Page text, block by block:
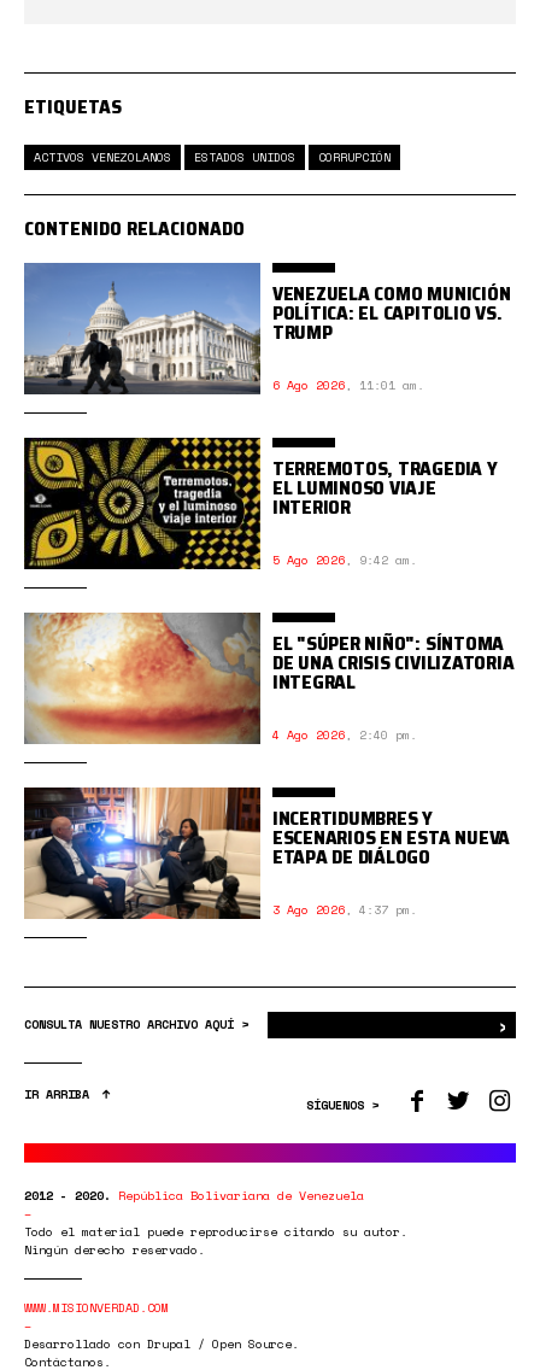
ETIQUETAS
ACTIVOS VENEZOLANOS ESTADOS UNIDOS CORRUPCIÓN
CONTENIDO RELACIONADO
VENEZUELA COMO MUNICIÓN
POLÍTICA: EL CAPITOLIO VS.
TRUMP
6 Ago 2026, 11:01 am.
TERREMOTOS, TRAGEDIA Y
EL LUMINOSO VIAJE
INTERIOR
5 Ago 2026, 9:42 am.
EL "SÚPER NIÑO": SÍNTOMA
DE UNA CRISIS CIVILIZATORIA
INTEGRAL
4 Ago 2026, 2:40 pm.
INCERTIDUMBRES Y
ESCENARIOS EN ESTA NUEVA
ETAPA DE DIÁLOGO
3 Ago 2026, 4:37 pm.
CONSULTA NUESTRO ARCHIVO AQUÍ > ›
IR ARRIBA
SÍGUENOS >
2012 - 2020. República Bolivariana de Venezuela
Todo el material puede reproducirse citando su autor.
Ningún derecho reservado.
WWW.MISIONVERDAD.COM
Desarrollado con Drupal / Open Source.
Contáctanos.